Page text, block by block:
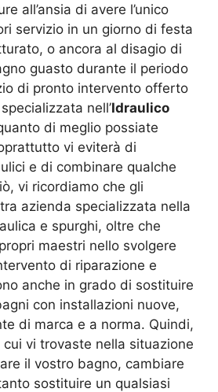
all’ansia di avere l’unico
servizio in un giorno di festa
o ancora al disagio di
guasto durante il periodo
di pronto intervento offerto
nell’Idraulico
di meglio possiate
vi eviterà di
e di combinare qualche
vi ricordiamo che gli
azienda specializzata nella
e spurghi, oltre che
maestri nello svolgere
di riparazione e
anche in grado di sostituire
con installazioni nuove,
di marca e a norma. Quindi,
vi trovaste nella situazione
il vostro bagno, cambiare
sostituire un qualsiasi